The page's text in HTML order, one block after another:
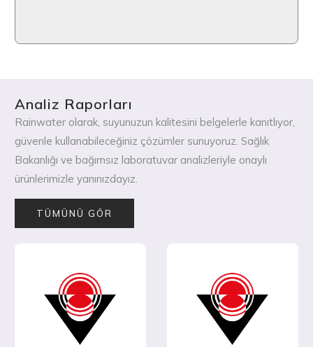
Analiz Raporları
Rainwater olarak, suyunuzun kalitesini belgelerle kanıtlıyor,
güvenle kullanabileceğiniz çözümler sunuyoruz. Sağlık
Bakanlığı ve bağımsız laboratuvar analizleriyle onaylı
ürünlerimizle yanınızdayız.
TÜMÜNÜ GÖR